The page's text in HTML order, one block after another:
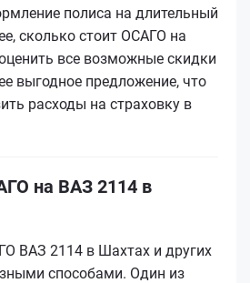
полиса на длительный
сколько стоит ОСАГО на
все возможные скидки
выгодное предложение, что
расходы на страховку в
на ВАЗ 2114 в
ВАЗ 2114 в Шахтах и других
способами. Один из